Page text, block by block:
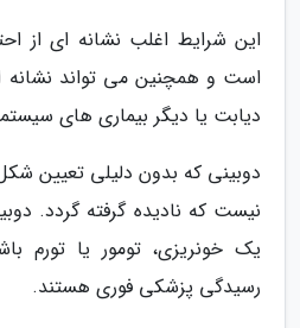
این شرایط اغلب نشانه ای از
است و همچنین می تواند نشانه
دیابت یا دیگر بیماری های
دوبینی که بدون دلیلی تعیین
نیست که نادیده گرفته گردد.
یک خونریزی، تومور یا تورم
رسیدگی پزشکی فوری هستند.